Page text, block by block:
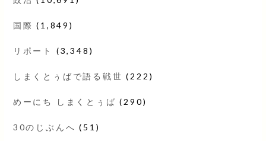
国際 (1,849)
リポート (3,348)
しまくとぅばで語る戦世 (222)
めーにち しまくとぅば (290)
30のじぶんへ (51)